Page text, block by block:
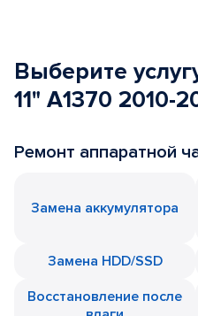
Выберите
11" A1370 2010-
Ремонт аппаратной
Замена аккумулятора
Замена HDD/SSD
Восстановление после